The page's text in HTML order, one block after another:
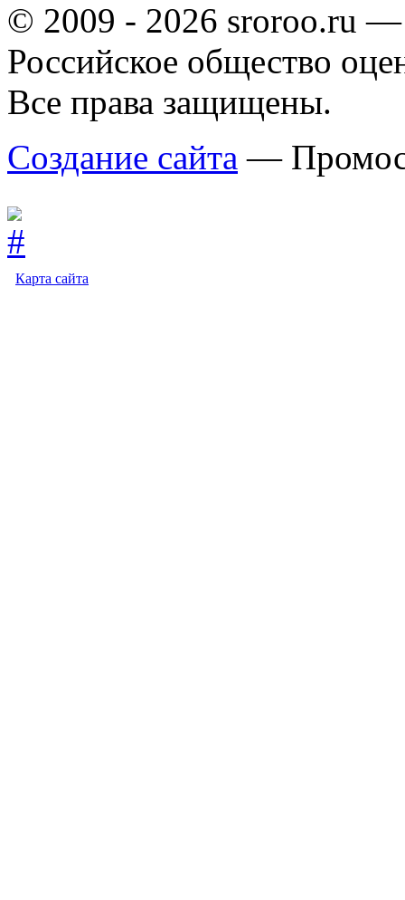
© 2009 - 2026 sroroo.ru —
Российское общество
Все права защищены.
Создание сайта —
Карта сайта